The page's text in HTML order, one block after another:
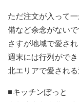
ただ注文が入って
備など余念がないで
さすが地域で愛さ
週末には行列ができ
北エリアで愛される
■キッチンぽっと